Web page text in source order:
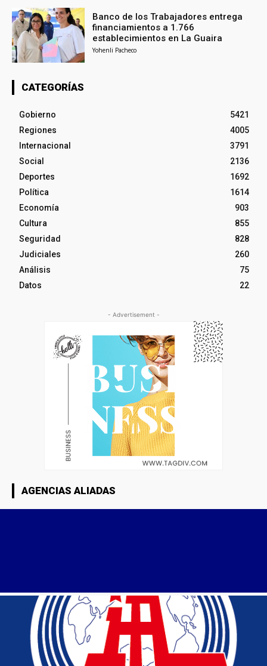
Banco de los Trabajadores entrega
financiamientos a 1.766
establecimientos en La Guaira
Yohenli Pacheco
CATEGORÍAS
Gobierno
5421
Regiones
4005
Internacional
3791
Social
2136
Deportes
1692
Política
1614
Economía
903
Cultura
855
Seguridad
828
Judiciales
260
Análisis
75
Datos
22
- Advertisement -
AGENCIAS ALIADAS